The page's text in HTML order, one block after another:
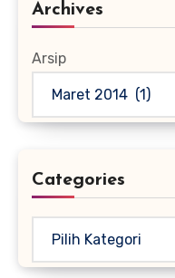
Archives
Arsip
Categories